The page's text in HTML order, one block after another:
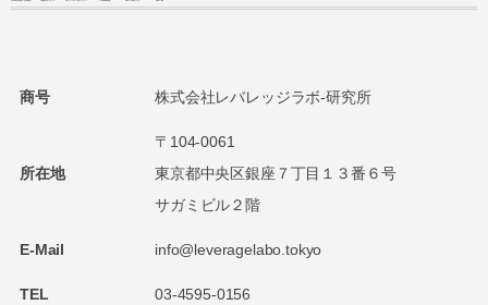
商号 株式会社レバレッジラボ-研究所
所在地
〒104-0061
東京都中央区銀座７丁目１３番６号
サガミビル２階
E-Mail info@leveragelabo.tokyo
TEL 03-4595-0156